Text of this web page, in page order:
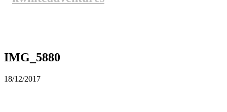
IMG_5880
18/12/2017